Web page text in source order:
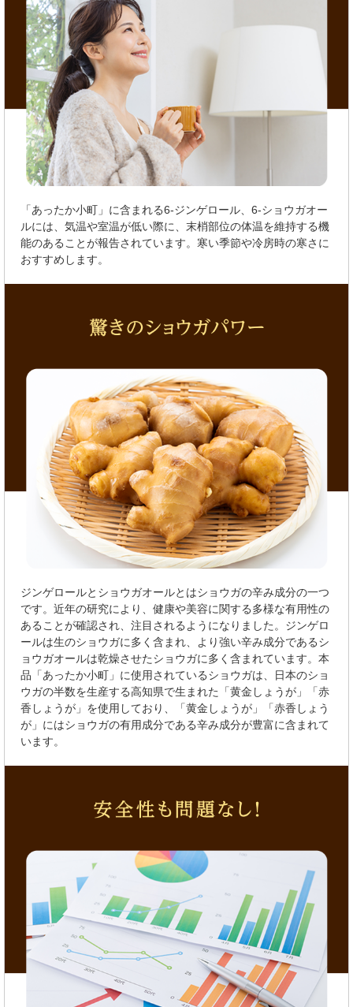
「あったか小町」に含まれる6-ジンゲロール、6-ショウガオー
ルには、気温や室温が低い際に、末梢部位の体温を維持する機
能のあることが報告されています。寒い季節や冷房時の寒さに
おすすめします。
ジンゲロールとショウガオールとはショウガの辛み成分の一つ
です。近年の研究により、健康や美容に関する多様な有用性の
あることが確認され、注目されるようになりました。ジンゲロ
ールは生のショウガに多く含まれ、より強い辛み成分であるシ
ョウガオールは乾燥させたショウガに多く含まれています。本
品「あったか小町」に使用されているショウガは、日本のショ
ウガの半数を生産する高知県で生まれた「黄金しょうが」「赤
香しょうが」を使用しており、「黄金しょうが」「赤香しょう
が」にはショウガの有用成分である辛み成分が豊富に含まれて
います。